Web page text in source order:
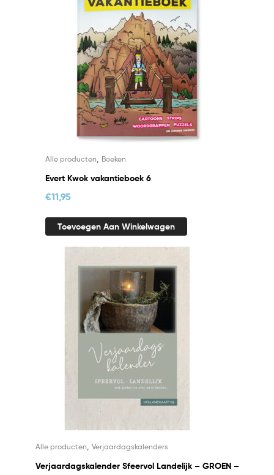
Alle producten Boeken
Evert Kwok vakantieboek 6
€11,95
Toevoegen Aan Winkelwagen
Alle producten Verjaardagskalenders
Verjaardagskalender Sfeervol Landelijk – GROEN –